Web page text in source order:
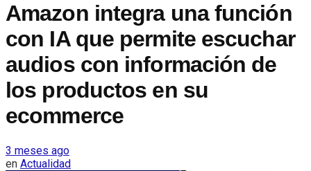
Amazon integra una función
con IA que permite escuchar
audios con información de
los productos en su
ecommerce
3 meses ago
en Actualidad